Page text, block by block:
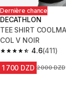
Dernière chance
DECATHLON
TEE SHIRT
COL V NOIR
4.6
4.6 out of 5 stars
(411)
1 700 DZD Prix avant
2 000 DZD